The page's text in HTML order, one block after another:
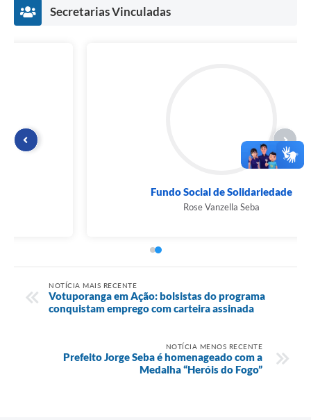
Secretarias Vinculadas
Fundo Social de Solidariedade
Rose Vanzella Seba
NOTÍCIA MAIS RECENTE
Votuporanga em Ação: bolsistas do programa
conquistam emprego com carteira assinada
NOTÍCIA MENOS RECENTE
Prefeito Jorge Seba é homenageado com a
Medalha “Heróis do Fogo”